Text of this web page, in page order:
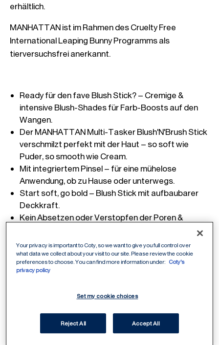
erhältlich.
MANHATTAN ist im Rahmen des Cruelty Free
International Leaping Bunny Programms als
tierversuchsfrei anerkannt.
Ready für den fave Blush Stick? – Cremige &
intensive Blush-Shades für Farb-Boosts auf den
Wangen.
Der MANHATTAN Multi-Tasker Blush'N'Brush Stick
verschmilzt perfekt mit der Haut – so soft wie
Puder, so smooth wie Cream.
Mit integriertem Pinsel – für eine mühelose
Anwendung, ob zu Hause oder unterwegs.
Start soft, go bold – Blush Stick mit aufbaubarer
Deckkraft.
Kein Absetzen oder Verstopfen der Poren &
samtig-weich zu verblenden – ganz ohne Cakey-
Finish.
Die Farbe mit dem Multi-Tasker Blush'N'Brush
Stick direkt auf die Wangen auftragen.
Your privacy is important to Coty, so we want to give you full control over
what data we collect about your visit to our site. Please review the cookie
preferences to choose. You can find more information under:
Coty's
privacy policy
Set my cookie choices
Reject All Accept All